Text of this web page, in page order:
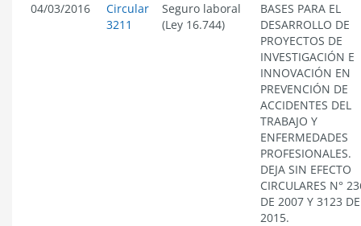
04/03/2016
Circular
3211
Seguro laboral
(Ley 16.744)
BASES PARA EL
DESARROLLO DE
PROYECTOS DE
INVESTIGACIÓN E
INNOVACIÓN EN
PREVENCIÓN DE
ACCIDENTES DEL
TRABAJO Y
ENFERMEDADES
PROFESIONALES.
DEJA SIN EFECTO
CIRCULARES N°
DE 2007 Y 3123 DE
2015.